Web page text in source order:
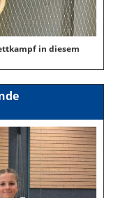
in diesem